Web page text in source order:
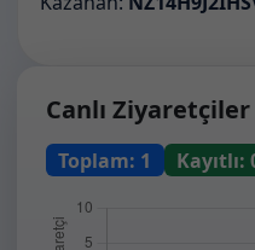
Canlı Ziyaretçiler
Toplam: 1 Kayıtlı: